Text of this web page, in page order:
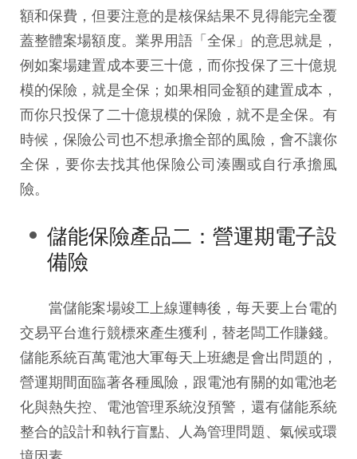
額和保費，但要注意的是核保結果不見得能完全覆
蓋整體案場額度。業界用語「全保」的意思就是，
例如案場建置成本要三十億，而你投保了三十億規
模的保險，就是全保；如果相同金額的建置成本，
而你只投保了二十億規模的保險，就不是全保。有
時候，保險公司也不想承擔全部的風險，會不讓你
全保，要你去找其他保險公司湊團或自行承擔風
險。
儲能保險產品二：營運期電子設
備險
當儲能案場竣工上線運轉後，每天要上台電的
交易平台進行競標來產生獲利，替老闆工作賺錢。
儲能系統百萬電池大軍每天上班總是會出問題的，
營運期間面臨著各種風險，跟電池有關的如電池老
化與熱失控、電池管理系統沒預警，還有儲能系統
整合的設計和執行盲點、人為管理問題、氣候或環